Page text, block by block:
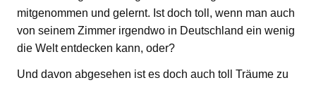
mitgenommen und gelernt. Ist doch toll, wenn man auch
von seinem Zimmer irgendwo in Deutschland ein wenig
die Welt entdecken kann, oder?
Und davon abgesehen ist es doch auch toll Träume zu